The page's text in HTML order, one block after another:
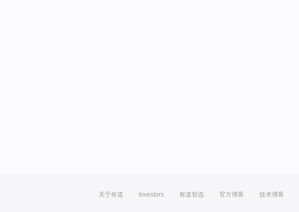
关于有道 Investors 有道智选 官方博客 技术博客